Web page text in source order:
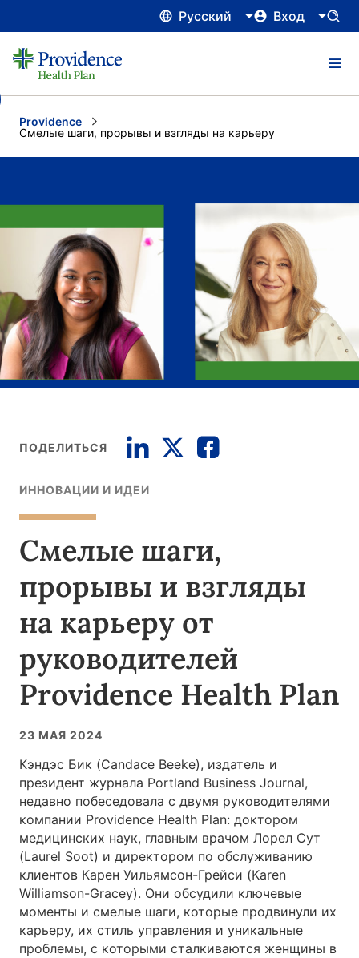
Русский Вход
Providence
Current:
Смелые шаги, прорывы и взгляды на карьеру
ПОДЕЛИТЬСЯ
ИННОВАЦИИ И ИДЕИ
Смелые шаги,
прорывы и взгляды
на карьеру от
руководителей
Providence Health Plan
23 МАЯ 2024
Кэндэс Бик (Candace Beeke), издатель и
президент журнала Portland Business Journal,
недавно побеседовала с двумя руководителями
компании Providence Health Plan: доктором
медицинских наук, главным врачом Лорел Сут
(Laurel Soot) и директором по обслуживанию
клиентов Карен Уильямсон-Грейси (Karen
Williamson-Gracey). Они обсудили ключевые
моменты и смелые шаги, которые продвинули их
карьеру, их стиль управления и уникальные
проблемы, с которыми сталкиваются женщины в